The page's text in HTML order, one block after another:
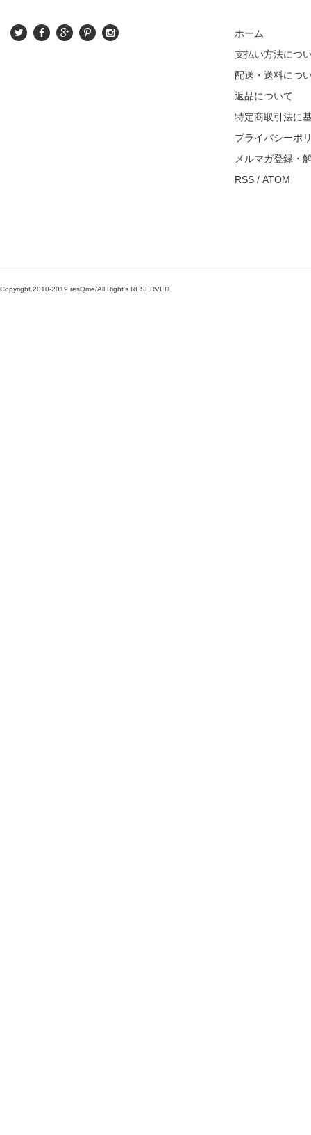
ホーム
支払い方法につ
配送・送料につ
返品について
特定商取引法に
プライバシーポ
メルマガ登録・
RSS / ATOM
Copyright.2010-2019 resQme/All Right's RESERVED